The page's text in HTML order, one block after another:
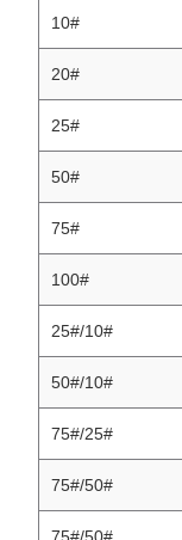
10#
20#
25#
50#
75#
100#
25#/10#
50#/10#
75#/25#
75#/50#